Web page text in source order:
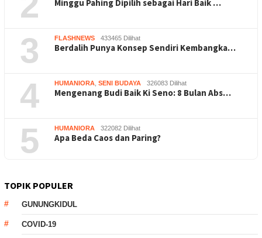
Minggu Pahing Dipilih sebagai Hari Baik …
3 FLASHNEWS 433465 Dilihat
Berdalih Punya Konsep Sendiri Kembangka…
4 HUMANIORA SENI BUDAYA 326083 Dilihat
Mengenang Budi Baik Ki Seno: 8 Bulan Abs…
5 HUMANIORA 322082 Dilihat
Apa Beda Caos dan Paring?
TOPIK POPULER
GUNUNGKIDUL
COVID-19